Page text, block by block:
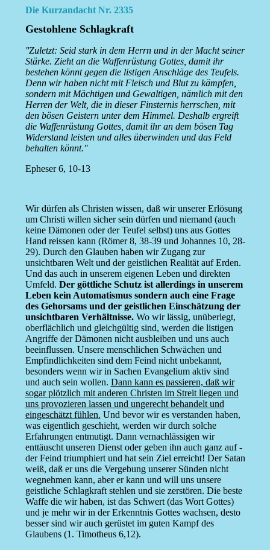
Die Kurzandacht Nr. 2335
Gestohlene Schlagkraft
''Zuletzt: Seid stark in dem Herrn und in der Macht seiner
Stärke. Zieht an die Waffenrüstung Gottes, damit ihr
bestehen könnt gegen die listigen Anschläge des Teufels.
Denn wir haben nicht mit Fleisch und Blut zu kämpfen,
sondern mit Mächtigen und Gewaltigen, nämlich mit den
Herren der Welt, die in dieser Finsternis herrschen, mit
den bösen Geistern unter dem Himmel. Deshalb ergreift
die Waffenrüstung Gottes, damit ihr an dem bösen Tag
Widerstand leisten und alles überwinden und das Feld
behalten könnt.''
Epheser 6, 10-13
Wir dürfen als Christen wissen, daß wir unserer Erlösung
um Christi willen sicher sein dürfen und niemand (auch
keine Dämonen oder der Teufel selbst) uns aus Gottes
Hand reissen kann (Römer 8, 38-39 und Johannes 10, 28-
29). Durch den Glauben haben wir Zugang zur
unsichtbaren Welt und der geistlichen Realität auf Erden.
Und das auch in unserem eigenen Leben und direkten
Umfeld. Der göttliche Schutz ist allerdings in unserem
Leben kein Automatismus sondern auch eine Frage
des Gehorsams und der geistlichen Einschätzung der
unsichtbaren Verhältnisse.Wo wir lässig, unüberlegt,
oberflächlich und gleichgültig sind, werden die listigen
Angriffe der Dämonen nicht ausbleiben und uns auch
beeinflussen. Unsere menschlichen Schwächen und
Empfindlichkeiten sind dem Feind nicht unbekannt,
besonders wenn wir in Sachen Evangelium aktiv sind
und auch sein wollen. Dann kann es passieren, daß wir
sogar plötzlich mit anderen Christen im Streit liegen und
uns provozieren lassen und ungerecht behandelt und
eingeschätzt fühlen. Und bevor wir es verstanden haben,
was eigentlich geschieht, werden wir durch solche
Erfahrungen entmutigt. Dann vernachlässigen wir
enttäuscht unseren Dienst oder geben ihn auch ganz auf -
der Feind triumphiert und hat sein Ziel erreicht! Der Satan
weiß, daß er uns die Vergebung unserer Sünden nicht
wegnehmen kann, aber er kann und will uns unsere
geistliche Schlagkraft stehlen und sie zerstören. Die beste
Waffe die wir haben, ist das Schwert (das Wort Gottes)
und je mehr wir in der Erkenntnis Gottes wachsen, desto
besser sind wir auch gerüstet im guten Kampf des
Glaubens (1. Timotheus 6,12).